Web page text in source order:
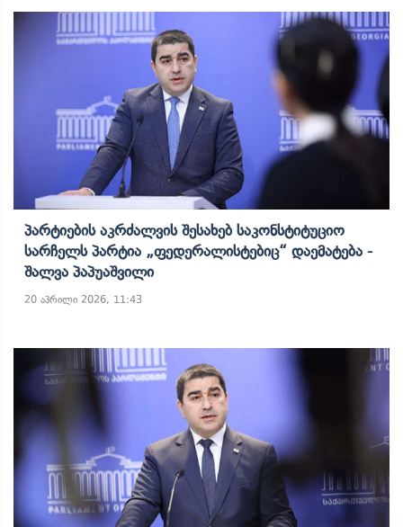
Პარტიების Აკრძალვის Შესახებ Საკონსტიტუციო
Სარჩელს Პარტია „ფედერალისტებიც“ Დაემატება -
Შალვა Პაპუაშვილი
20 აპრილი 2026, 11:43